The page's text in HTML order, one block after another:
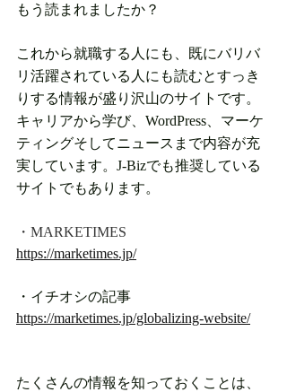
もう読まれましたか？
これから就職する人にも、既にバリバ
リ活躍されている人にも読むとすっき
りする情報が盛り沢山のサイトです。
キャリアから学び、WordPress、マーケ
ティングそしてニュースまで内容が充
実しています。J-Bizでも推奨している
サイトでもあります。
・MARKETIMES
https://marketimes.jp/
・イチオシの記事
https://marketimes.jp/globalizing-website/
たくさんの情報を知っておくことは、